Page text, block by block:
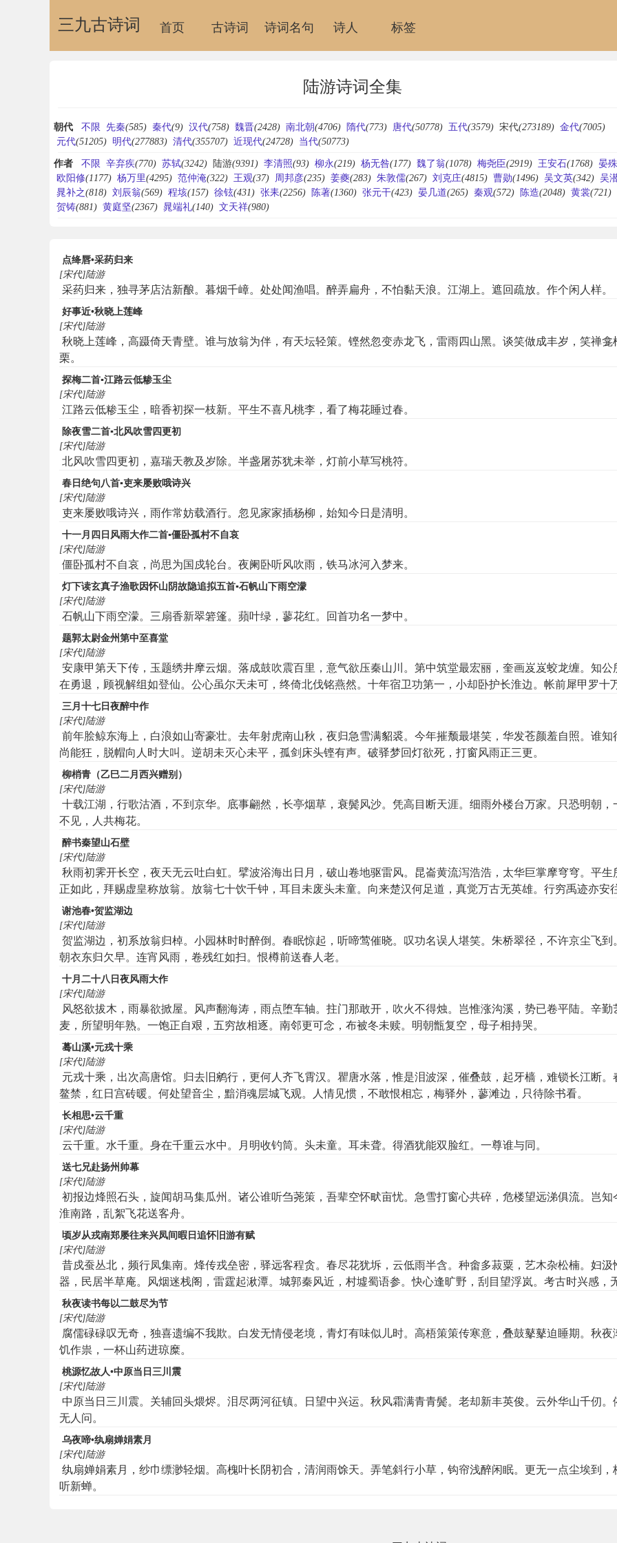
三九古诗词 首页 古诗词 诗词名句 诗人 标签
陆游诗词全集
朝代 不限 先秦(585) 秦代(9) 汉代(758) 魏晋(2428) 南北朝(4706) 隋代(773) 唐代(50778) 五代(3579) 宋代(273189) 金代(7005)
元代(51205) 明代(277883) 清代(355707) 近现代(24728) 当代(50773)
作者 不限 辛弃疾(770) 苏轼(3242) 陆游(9391) 李清照(93) 柳永(219) 杨无咎(177) 魏了翁(1078) 梅尧臣(2919) 王安石(1768) 晏殊
欧阳修(1177) 杨万里(4295) 范仲淹(322) 王观(37) 周邦彦(235) 姜夔(283) 朱敦儒(267) 刘克庄(4815) 曹勋(1496) 吴文英(342) 吴
晁补之(818) 刘辰翁(569) 程垓(157) 徐铉(431) 张耒(2256) 陈著(1360) 张元干(423) 晏几道(265) 秦观(572) 陈造(2048) 黄裳(721)
贺铸(881) 黄庭坚(2367) 晁端礼(140) 文天祥(980)
点绛唇•采药归来
[宋代]陆游
采药归来，独寻茅店沽新酿。暮烟千嶂。处处闻渔唱。醉弄扁舟，不怕黏天浪。江湖上。遮回疏放。作个闲人样。
好事近•秋晓上莲峰
[宋代]陆游
秋晓上莲峰，高蹑倚天青壁。谁与放翁为伴，有天坛轻策。铿然忽变赤龙飞，雷雨四山黑。谈笑做成丰岁，笑禅龛
栗。
探梅二首▪江路云低糁玉尘
[宋代]陆游
江路云低糁玉尘，暗香初探一枝新。平生不喜凡桃李，看了梅花睡过春。
除夜雪二首▪北风吹雪四更初
[宋代]陆游
北风吹雪四更初，嘉瑞天教及岁除。半盏屠苏犹未举，灯前小草写桃符。
春日绝句八首▪吏来屡败哦诗兴
[宋代]陆游
吏来屡败哦诗兴，雨作常妨载酒行。忽见家家插杨柳，始知今日是清明。
十一月四日风雨大作二首▪僵卧孤村不自哀
[宋代]陆游
僵卧孤村不自哀，尚思为国戍轮台。夜阑卧听风吹雨，铁马冰河入梦来。
灯下读玄真子渔歌因怀山阴故隐追拟五首▪石帆山下雨空濛
[宋代]陆游
石帆山下雨空濛。三扇香新翠箬篷。蘋叶绿，蓼花红。回首功名一梦中。
题郭太尉金州第中至喜堂
[宋代]陆游
安康甲第天下传，玉题绣井摩云烟。落成鼓吹震百里，意气欲压秦山川。第中筑堂最宏丽，奎画岌岌蛟龙缠。知公
在勇退，顾视解组如登仙。公心虽尔天未可，终倚北伐铭燕然。十年宿卫功第一，小却卧护长淮边。帐前犀甲罗十
下珠履逾三千。愿公小缓高枕计，即今河雒犹腥膻。出师鸡鹿拥皂纛，画象麒麟峨玉蝉。是时公喜客亦乐，为公满
船。
三月十七日夜醉中作
[宋代]陆游
前年脍鲸东海上，白浪如山寄豪壮。去年射虎南山秋，夜归急雪满貂裘。今年摧颓最堪笑，华发苍颜羞自照。谁知
尚能狂，脱帽向人时大叫。逆胡未灭心未平，孤剑床头铿有声。破驿梦回灯欲死，打窗风雨正三更。
柳梢青（乙巳二月西兴赠别）
[宋代]陆游
十载江湖，行歌沽酒，不到京华。底事翩然，长亭烟草，衰鬓风沙。凭高目断天涯。细雨外楼台万家。只恐明朝，
不见，人共梅花。
醉书秦望山石壁
[宋代]陆游
秋雨初霁开长空，夜天无云吐白虹。擘波浴海出日月，破山卷地驱雷风。昆崙黄流泻浩浩，太华巨掌摩穹穹。平生
正如此，拜赐虚皇称放翁。放翁七十饮千钟，耳目未废头未童。向来楚汉何足道，真觉万古无英雄。行穷禹迹亦安
借旷快洗我胸。涛澜屡犯蛟鳄怒，涧谷或与精灵逢。黄金铸就决河塞，俘献颉利长安宫。不如醉笔扫青嶂，入石一
惊天公。
谢池春•贺监湖边
[宋代]陆游
贺监湖边，初系放翁归棹。小园林时时醉倒。春眠惊起，听啼莺催晓。叹功名误人堪笑。朱桥翠径，不许京尘飞到
朝衣东归欠早。连宵风雨，卷残红如扫。恨樽前送春人老。
十月二十八日夜风雨大作
[宋代]陆游
风怒欲拔木，雨暴欲掀屋。风声翻海涛，雨点堕车轴。拄门那敢开，吹火不得烛。岂惟涨沟溪，势已卷平陆。辛勤
麦，所望明年熟。一饱正自艰，五穷故相逐。南邻更可念，布被冬未赎。明朝甑复空，母子相持哭。
蓦山溪•元戎十乘
[宋代]陆游
元戎十乘，出次高唐馆。归去旧鹓行，更何人齐飞霄汉。瞿唐水落，惟是泪波深，催叠鼓，起牙樯，难锁长江断。
鳌禁，红日宫砖暖。何处望音尘，黯消魂层城飞观。人情见惯，不敢恨相忘，梅驿外，蓼滩边，只待除书看。
长相思•云千重
[宋代]陆游
云千重。水千重。身在千重云水中。月明收钓筒。头未童。耳未聋。得酒犹能双脸红。一尊谁与同。
送七兄赴扬州帅幕
[宋代]陆游
初报边烽照石头，旋闻胡马集瓜州。诸公谁听刍荛策，吾辈空怀畎亩忧。急雪打窗心共碎，危楼望远涕俱流。岂知
淮南路，乱絮飞花送客舟。
顷岁从戎南郑屡往来兴凤间暇日追怀旧游有赋
[宋代]陆游
昔戍蚕丛北，频行凤集南。烽传戎垒密，驿远客程贪。春尽花犹坼，云低雨半含。种畬多菽粟，艺木杂松楠。妇汲
器，民居半草庵。风烟迷栈阁，雷霆起湫潭。城郭秦风近，村墟蜀语参。快心逢旷野，刮目望浮岚。考古时兴感，
每惭。嘉陵最堪忆，迎马柳毵毵。
秋夜读书每以二鼓尽为节
[宋代]陆游
腐儒碌碌叹无奇，独喜遗编不我欺。白发无情侵老境，青灯有味似儿时。高梧策策传寒意，叠鼓鼕鼕迫睡期。秋夜
饥作祟，一杯山药进琼糜。
桃源忆故人•中原当日三川震
[宋代]陆游
中原当日三川震。关辅回头煨烬。泪尽两河征镇。日望中兴运。秋风霜满青青鬓。老却新丰英俊。云外华山千仞。
无人问。
乌夜啼•纨扇婵娟素月
[宋代]陆游
纨扇婵娟素月，纱巾缥渺轻烟。高槐叶长阴初合，清润雨馀天。弄笔斜行小草，钩帘浅醉闲眠。更无一点尘埃到，
听新蝉。